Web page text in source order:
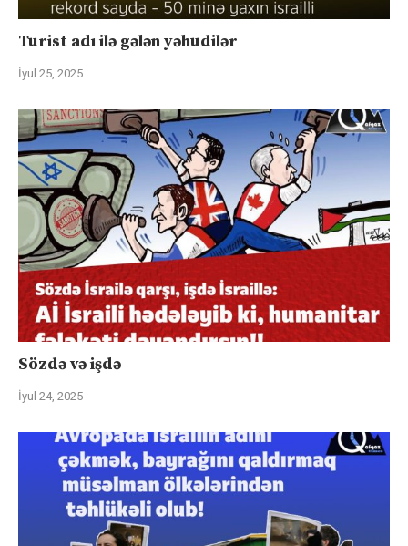
Turist adı ilə gələn yəhudilər
İyul 25, 2025
Sözdə və işdə
İyul 24, 2025